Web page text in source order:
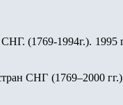
(1769-1994г.).
СНГ (1769–2000